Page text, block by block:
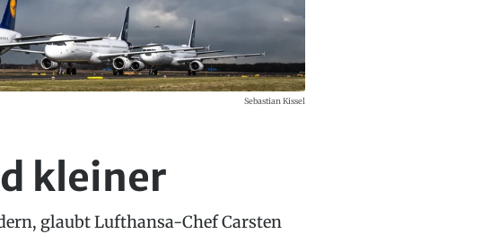
Sebastian Kissel
kleiner
glaubt Lufthansa-Chef Carsten